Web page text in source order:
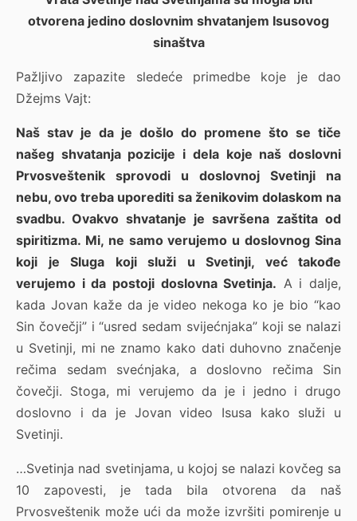
otvorena jedino doslovnim shvatanjem Isusovog
sinaštva
Pažljivo zapazite sledeće primedbe koje je dao
Džejms Vajt:
Naš stav je da je došlo do promene što se tiče
našeg shvatanja pozicije i dela koje naš doslovni
Prvosveštenik sprovodi u doslovnoj Svetinji na
nebu, ovo treba uporediti sa ženikovim dolaskom na
svadbu. Ovakvo shvatanje je savršena zaštita od
spiritizma. Mi, ne samo verujemo u doslovnog Sina
koji je Sluga koji služi u Svetinji, već takođe
verujemo i da postoji doslovna Svetinja. A i dalje,
kada Jovan kaže da je video nekoga ko je bio “kao
Sin čovečji” i “usred sedam svijećnjaka” koji se nalazi
u Svetinji, mi ne znamo kako dati duhovno značenje
rečima sedam svećnjaka, a doslovno rečima Sin
čovečji. Stoga, mi verujemo da je i jedno i drugo
doslovno i da je Jovan video Isusa kako služi u
Svetinji.
…Svetinja nad svetinjama, u kojoj se nalazi kovčeg sa
10 zapovesti, je tada bila otvorena da naš
Prvosveštenik može ući da može izvršiti pomirenje u